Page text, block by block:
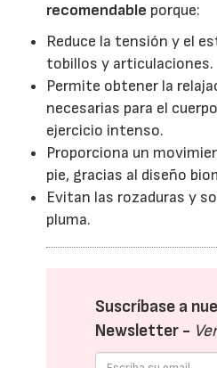
recomendable porque:
Reduce la tensión y el
tobillos y articulaciones.
Permite obtener la
necesarias para el
ejercicio intenso.
Proporciona un
pie, gracias al diseño
Evitan las rozaduras y
pluma.
Suscríbase a
Newsletter -